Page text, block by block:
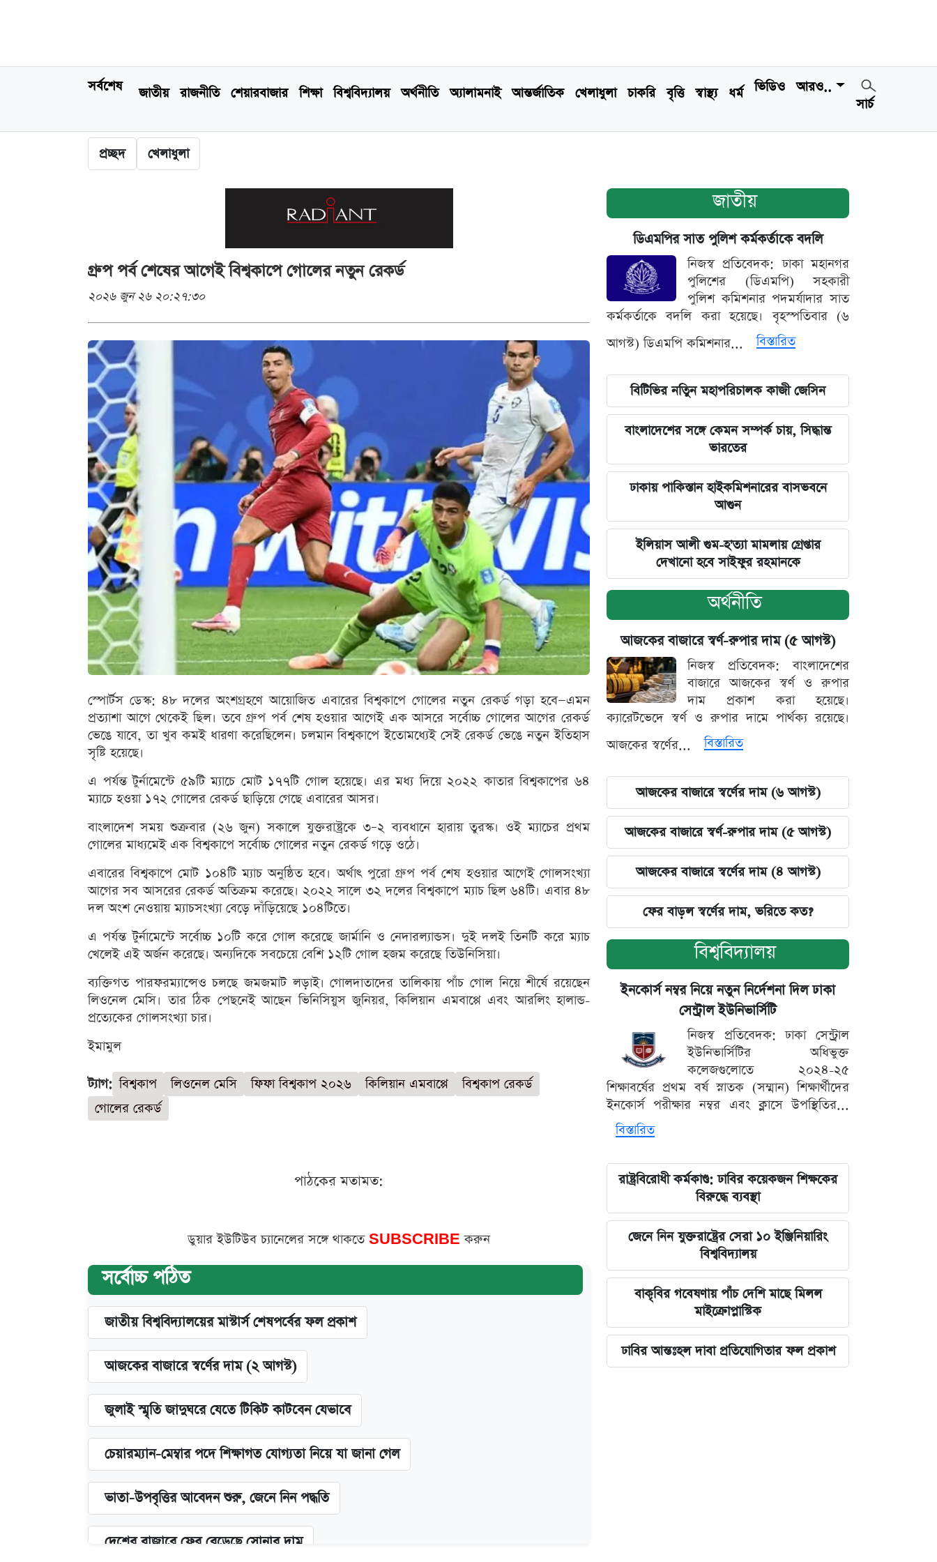
সর্বশেষ জাতীয় রাজনীতি শেয়ারবাজার শিক্ষা বিশ্ববিদ্যালয় অর্থনীতি অ্যালামনাই আন্তর্জাতিক খেলাধুলা চাকরি বৃত্তি স্বাস্থ্য ধর্ম ভিডিও
আরও..
সার্চ
প্রচ্ছদ খেলাধুলা
গ্রুপ পর্ব শেষের আগেই বিশ্বকাপে গোলের নতুন রেকর্ড
২০২৬ জুন ২৬ ২০:২৭:৩০
স্পোর্টস ডেস্ক: ৪৮ দলের অংশগ্রহণে আয়োজিত এবারের বিশ্বকাপে গোলের নতুন রেকর্ড গড়া হবে—এমন
প্রত্যাশা আগে থেকেই ছিল। তবে গ্রুপ পর্ব শেষ হওয়ার আগেই এক আসরে সর্বোচ্চ গোলের আগের রেকর্ড
ভেঙে যাবে, তা খুব কমই ধারণা করেছিলেন। চলমান বিশ্বকাপে ইতোমধ্যেই সেই রেকর্ড ভেঙে নতুন ইতিহাস
সৃষ্টি হয়েছে।
এ পর্যন্ত টুর্নামেন্টে ৫৯টি ম্যাচে মোট ১৭৭টি গোল হয়েছে। এর মধ্য দিয়ে ২০২২ কাতার বিশ্বকাপের ৬৪
ম্যাচে হওয়া ১৭২ গোলের রেকর্ড ছাড়িয়ে গেছে এবারের আসর।
বাংলাদেশ সময় শুক্রবার (২৬ জুন) সকালে যুক্তরাষ্ট্রকে ৩–২ ব্যবধানে হারায় তুরস্ক। ওই ম্যাচের প্রথম
গোলের মাধ্যমেই এক বিশ্বকাপে সর্বোচ্চ গোলের নতুন রেকর্ড গড়ে ওঠে।
এবারের বিশ্বকাপে মোট ১০৪টি ম্যাচ অনুষ্ঠিত হবে। অর্থাৎ পুরো গ্রুপ পর্ব শেষ হওয়ার আগেই গোলসংখ্যা
আগের সব আসরের রেকর্ড অতিক্রম করেছে। ২০২২ সালে ৩২ দলের বিশ্বকাপে ম্যাচ ছিল ৬৪টি। এবার ৪৮
দল অংশ নেওয়ায় ম্যাচসংখ্যা বেড়ে দাঁড়িয়েছে ১০৪টিতে।
এ পর্যন্ত টুর্নামেন্টে সর্বোচ্চ ১০টি করে গোল করেছে জার্মানি ও নেদারল্যান্ডস। দুই দলই তিনটি করে ম্যাচ
খেলেই এই অর্জন করেছে। অন্যদিকে সবচেয়ে বেশি ১২টি গোল হজম করেছে তিউনিসিয়া।
ব্যক্তিগত পারফরম্যান্সেও চলছে জমজমাট লড়াই। গোলদাতাদের তালিকায় পাঁচ গোল নিয়ে শীর্ষে রয়েছেন
লিওনেল মেসি। তার ঠিক পেছনেই আছেন ভিনিসিয়ুস জুনিয়র, কিলিয়ান এমবাপ্পে এবং আরলিং হালান্ড-
প্রত্যেকের গোলসংখ্যা চার।
ইমামুল
ট্যাগ: বিশ্বকাপ লিওনেল মেসি ফিফা বিশ্বকাপ ২০২৬ কিলিয়ান এমবাপ্পে
বিশ্বকাপ রেকর্ড
গোলের রেকর্ড
পাঠকের মতামত:
ডুয়ার ইউটিউব চ্যানেলের সঙ্গে থাকতে SUBSCRIBEকরুন
সর্বোচ্চ পঠিত
জাতীয় বিশ্ববিদ্যালয়ের মাস্টার্স শেষপর্বের ফল প্রকাশ
আজকের বাজারে স্বর্ণের দাম (২ আগস্ট)
জুলাই স্মৃতি জাদুঘরে যেতে টিকিট কাটবেন যেভাবে
চেয়ারম্যান-মেম্বার পদে শিক্ষাগত যোগ্যতা নিয়ে যা জানা গেল
ভাতা-উপবৃত্তির আবেদন শুরু, জেনে নিন পদ্ধতি
দেশের বাজারে ফের বেড়েছে সোনার দাম
জাতীয়
ডিএমপির সাত পুলিশ কর্মকর্তাকে বদলি
নিজস্ব প্রতিবেদক: ঢাকা মহানগর
পুলিশের (ডিএমপি) সহকারী
পুলিশ কমিশনার পদমর্যাদার সাত
কর্মকর্তাকে বদলি করা হয়েছে। বৃহস্পতিবার (৬
আগস্ট) ডিএমপি কমিশনার...
বিস্তারিত
বিটিভির নতিুন মহাপরিচালক কাজী জেসিন
বাংলাদেশের সঙ্গে কেমন সম্পর্ক চায়, সিদ্ধান্ত
ভারতের
ঢাকায় পাকিস্তান হাইকমিশনারের বাসভবনে
আগুন
ইলিয়াস আলী গুম-হ'ত্যা মামলায় গ্রেপ্তার
দেখানো হবে সাইফুর রহমানকে
অর্থনীতি
আজকের বাজারে স্বর্ণ-রুপার দাম (৫ আগস্ট)
নিজস্ব প্রতিবেদক: বাংলাদেশের
বাজারে আজকের স্বর্ণ ও রুপার
দাম প্রকাশ করা হয়েছে।
ক্যারেটভেদে স্বর্ণ ও রুপার দামে পার্থক্য রয়েছে।
আজকের স্বর্ণের...
বিস্তারিত
আজকের বাজারে স্বর্ণের দাম (৬ আগস্ট)
আজকের বাজারে স্বর্ণ-রুপার দাম (৫ আগস্ট)
আজকের বাজারে স্বর্ণের দাম (৪ আগস্ট)
ফের বাড়ল স্বর্ণের দাম, ভরিতে কত?
বিশ্ববিদ্যালয়
ইনকোর্স নম্বর নিয়ে নতুন নির্দেশনা দিল ঢাকা
সেন্ট্রাল ইউনিভার্সিটি
নিজস্ব প্রতিবেদক: ঢাকা সেন্ট্রাল
ইউনিভার্সিটির অধিভুক্ত
কলেজগুলোতে ২০২৪-২৫
শিক্ষাবর্ষের প্রথম বর্ষ স্নাতক (সম্মান) শিক্ষার্থীদের
ইনকোর্স পরীক্ষার নম্বর এবং ক্লাসে উপস্থিতির...
বিস্তারিত
রাষ্ট্রবিরোধী কর্মকাণ্ড: ঢাবির কয়েকজন শিক্ষকের
বিরুদ্ধে ব্যবস্থা
জেনে নিন যুক্তরাষ্ট্রের সেরা ১০ ইঞ্জিনিয়ারিং
বিশ্ববিদ্যালয়
বাকৃবির গবেষণায় পাঁচ দেশি মাছে মিলল
মাইক্রোপ্লাস্টিক
ঢাবির আন্তঃহল দাবা প্রতিযোগিতার ফল প্রকাশ